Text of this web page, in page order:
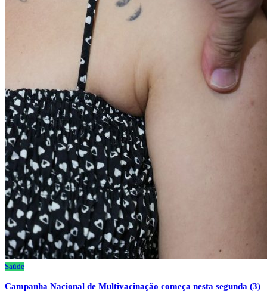
Saúde
Campanha Nacional de Multivacinação começa nesta segunda (3)